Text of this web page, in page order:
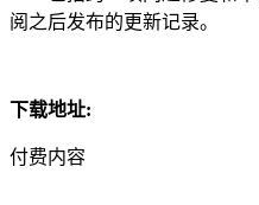
阅之后发布的更新记录。
下载地址:
付费内容